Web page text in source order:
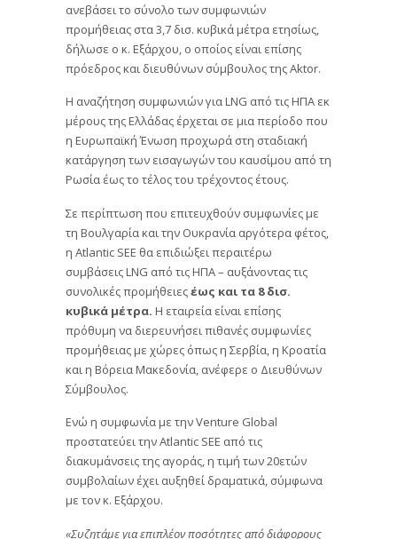
ανεβάσει το σύνολο των συμφωνιών
προμήθειας στα 3,7 δισ. κυβικά μέτρα ετησίως,
δήλωσε ο κ. Εξάρχου, ο οποίος είναι επίσης
πρόεδρος και διευθύνων σύμβουλος της Aktor.
Η αναζήτηση συμφωνιών για LNG από τις ΗΠΑ εκ
μέρους της Ελλάδας έρχεται σε μια περίοδο που
η Ευρωπαϊκή Ένωση προχωρά στη σταδιακή
κατάργηση των εισαγωγών του καυσίμου από τη
Ρωσία έως το τέλος του τρέχοντος έτους.
Σε περίπτωση που επιτευχθούν συμφωνίες με
τη Βουλγαρία και την Ουκρανία αργότερα φέτος,
η Atlantic SEE θα επιδιώξει περαιτέρω
συμβάσεις LNG από τις ΗΠΑ – αυξάνοντας τις
συνολικές προμήθειεςέως και τα 8 δισ.
κυβικά μέτρα. Η εταιρεία είναι επίσης
πρόθυμη να διερευνήσει πιθανές συμφωνίες
προμήθειας με χώρες όπως η Σερβία, η Κροατία
και η Βόρεια Μακεδονία, ανέφερε ο Διευθύνων
Σύμβουλος.
Ενώ η συμφωνία με την Venture Global
προστατεύει την Atlantic SEE από τις
διακυμάνσεις της αγοράς, η τιμή των 20ετών
συμβολαίων έχει αυξηθεί δραματικά, σύμφωνα
με τον κ. Εξάρχου.
«Συζητάμε για επιπλέον ποσότητες από διάφορους